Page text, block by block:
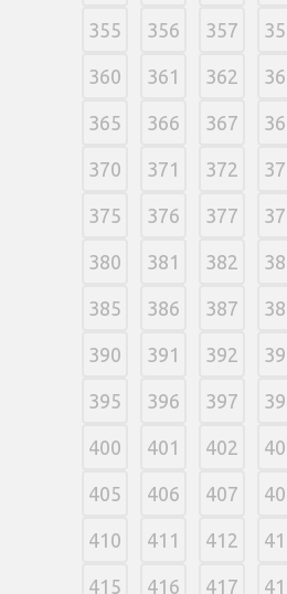
355 356 357
360 361 362
365 366 367
370 371 372
375 376 377
380 381 382
385 386 387
390 391 392
395 396 397
400 401 402
405 406 407
410 411 412
415 416 417